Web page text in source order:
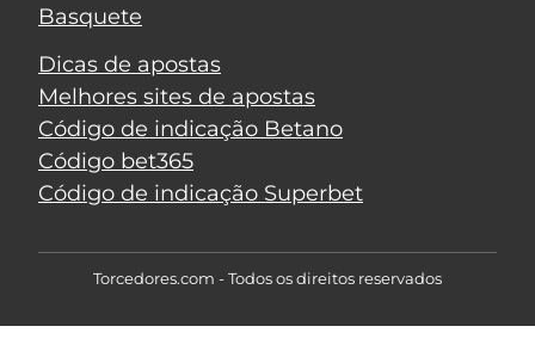
Basquete
Dicas de apostas
Melhores sites de apostas
Código de indicação Betano
Código bet365
Código de indicação Superbet
Torcedores.com - Todos os direitos reservados